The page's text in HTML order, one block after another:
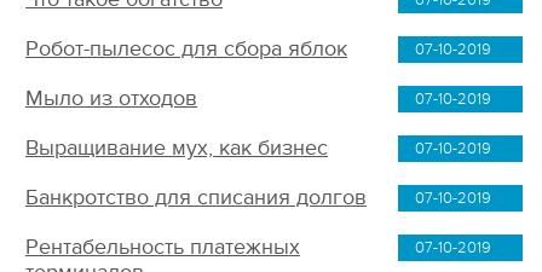
07-10-2019
Робот-пылесос для сбора яблок
07-10-2019
Мыло из отходов
07-10-2019
Выращивание мух, как бизнес
07-10-2019
Банкротство для списания долгов
07-10-2019
Рентабельность платежных